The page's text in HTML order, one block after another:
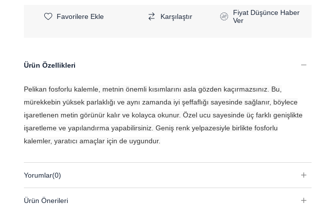
Favorilere Ekle Karşılaştır
Fiyat Düşünce Haber
Ver
Ürün Özellikleri
Pelikan fosforlu kalemle, metnin önemli kısımlarını asla gözden kaçırmazsınız. Bu,
mürekkebin yüksek parlaklığı ve aynı zamanda iyi şeffaflığı sayesinde sağlanır, böylece
işaretlenen metin görünür kalır ve kolayca okunur. Özel ucu sayesinde üç farklı genişlikte
işaretleme ve yapılandırma yapabilirsiniz. Geniş renk yelpazesiyle birlikte fosforlu
kalemler, yaratıcı amaçlar için de uygundur.
Yorumlar(0)
Ürün Önerileri